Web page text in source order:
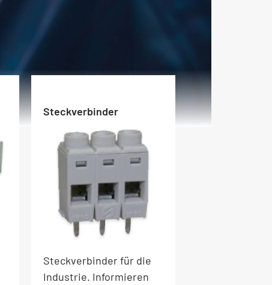
Steckverbinder
Steckverbinder für die
Industrie. Informieren